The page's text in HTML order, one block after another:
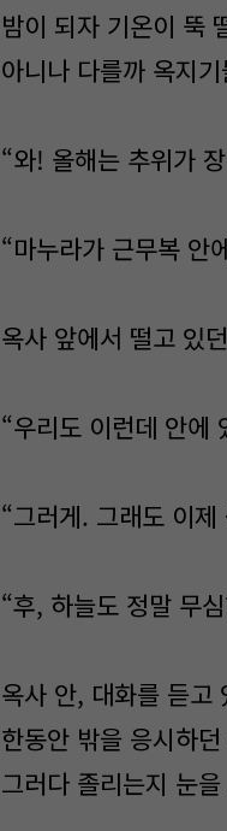
밤이 되자 기온이 뚝
아니나 다를까 옥지
“와! 올해는 추위가
“마누라가 근무복 안
옥사 앞에서 떨고 있
“우리도 이런데 안에
“그러게. 그래도 이
“후, 하늘도 정말 무
옥사 안, 대화를 듣고
한동안 밖을 응시하던
그러다 졸리는지 눈